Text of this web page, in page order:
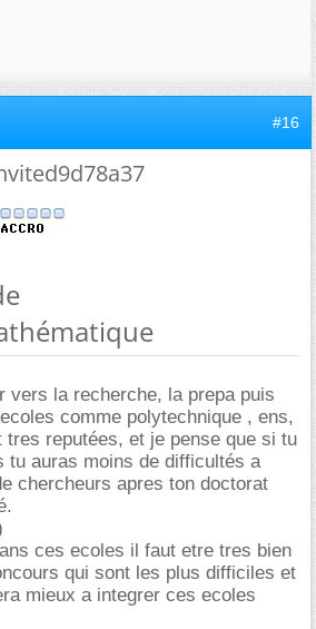
#16
vers la recherche, la prepa puis
comme polytechnique , ens,
reputées, et je pense que si tu
tu auras moins de difficultés a
chercheurs apres ton doctorat
ces ecoles il faut etre tres bien
qui sont les plus difficiles et
mieux a integrer ces ecoles